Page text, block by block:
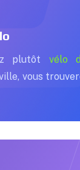
plutôt vélo
vous